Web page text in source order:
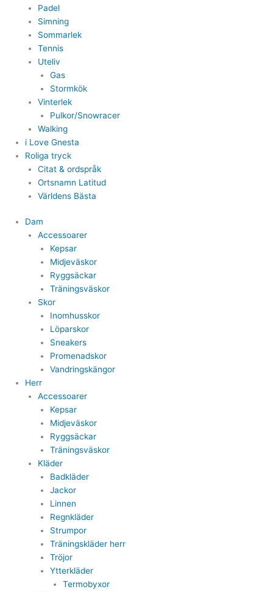
Padel
Simning
Sommarlek
Tennis
Uteliv
Gas
Stormkök
Vinterlek
Pulkor/Snowracer
Walking
i Love Gnesta
Roliga tryck
Citat & ordspråk
Ortsnamn Latitud
Världens Bästa
Dam
Accessoarer
Kepsar
Midjeväskor
Ryggsäckar
Träningsväskor
Skor
Inomhusskor
Löparskor
Sneakers
Promenadskor
Vandringskängor
Herr
Accessoarer
Kepsar
Midjeväskor
Ryggsäckar
Träningsväskor
Kläder
Badkläder
Jackor
Linnen
Regnkläder
Strumpor
Träningskläder herr
Tröjor
Ytterkläder
Termobyxor